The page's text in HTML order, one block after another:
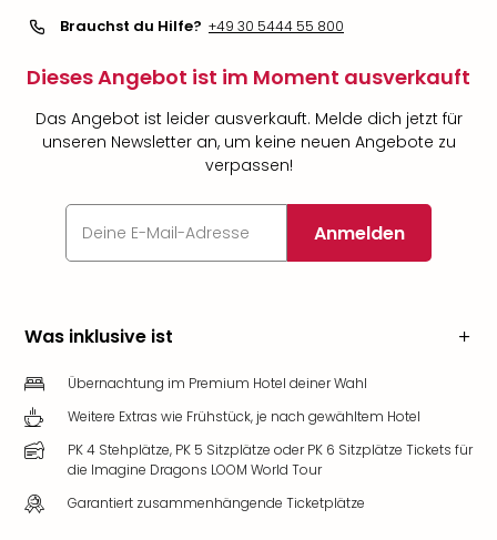
Brauchst du Hilfe? +49 30 5444 55 800
Dieses Angebot ist im Moment ausverkauft
Das Angebot ist leider ausverkauft. Melde dich jetzt für
unseren Newsletter an, um keine neuen Angebote zu
verpassen!
Anmelden
Was inklusive ist
Übernachtung im Premium Hotel deiner Wahl
Weitere Extras wie Frühstück, je nach gewähltem Hotel
PK 4 Stehplätze, PK 5 Sitzplätze oder PK 6 Sitzplätze Tickets für
die Imagine Dragons LOOM World Tour
Garantiert zusammenhängende Ticketplätze